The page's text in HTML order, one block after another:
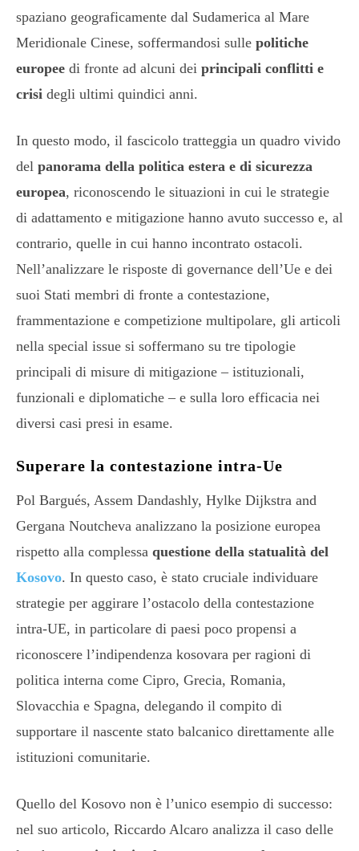
spaziano geograficamente dal Sudamerica al Mare
Meridionale Cinese, soffermandosi sulle politiche
europee di fronte ad alcuni dei principali conflitti e
crisi degli ultimi quindici anni.
In questo modo, il fascicolo tratteggia un quadro vivido
del panorama della politica estera e di sicurezza
europea, riconoscendo le situazioni in cui le strategie
di adattamento e mitigazione hanno avuto successo e, al
contrario, quelle in cui hanno incontrato ostacoli.
Nell’analizzare le risposte di governance dell’Ue e dei
suoi Stati membri di fronte a contestazione,
frammentazione e competizione multipolare, gli articoli
nella special issue si soffermano su tre tipologie
principali di misure di mitigazione – istituzionali,
funzionali e diplomatiche – e sulla loro efficacia nei
diversi casi presi in esame.
Superare la contestazione intra-Ue
Pol Bargués, Assem Dandashly, Hylke Dijkstra and
Gergana Noutcheva analizzano la posizione europea
rispetto alla complessa questione della statualità del
Kosovo. In questo caso, è stato cruciale individuare
strategie per aggirare l’ostacolo della contestazione
intra-UE, in particolare di paesi poco propensi a
riconoscere l’indipendenza kosovara per ragioni di
politica interna come Cipro, Grecia, Romania,
Slovacchia e Spagna, delegando il compito di
supportare il nascente stato balcanico direttamente alle
istituzioni comunitarie.
Quello del Kosovo non è l’unico esempio di successo:
nel suo articolo, Riccardo Alcaro analizza il caso delle